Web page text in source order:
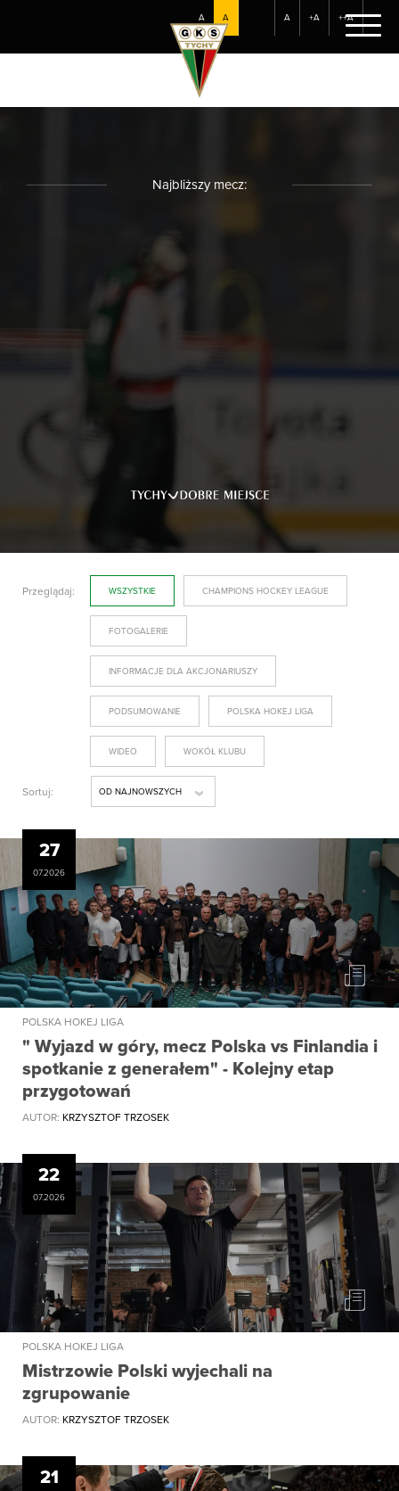
A A A +A ++A
Najbliższy mecz:
Przeglądaj: WSZYSTKIE CHAMPIONS HOCKEY LEAGUE
FOTOGALERIE
INFORMACJE DLA AKCJONARIUSZY
PODSUMOWANIE POLSKA HOKEJ LIGA
WIDEO WOKÓŁ KLUBU
Sortuj: OD NAJNOWSZYCH
27
07.2026
POLSKA HOKEJ LIGA
" Wyjazd w góry, mecz Polska vs Finlandia i
spotkanie z generałem" - Kolejny etap
przygotowań
AUTOR: KRZYSZTOF TRZOSEK
22
07.2026
POLSKA HOKEJ LIGA
Mistrzowie Polski wyjechali na
zgrupowanie
AUTOR: KRZYSZTOF TRZOSEK
21